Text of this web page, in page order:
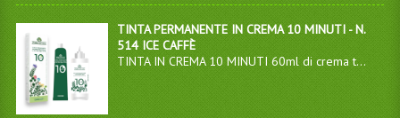
TINTA PERMANENTE IN CREMA 10 MINUTI - N.
514 ICE CAFFÈ
TINTA IN CREMA 10 MINUTI 60ml di crema t...